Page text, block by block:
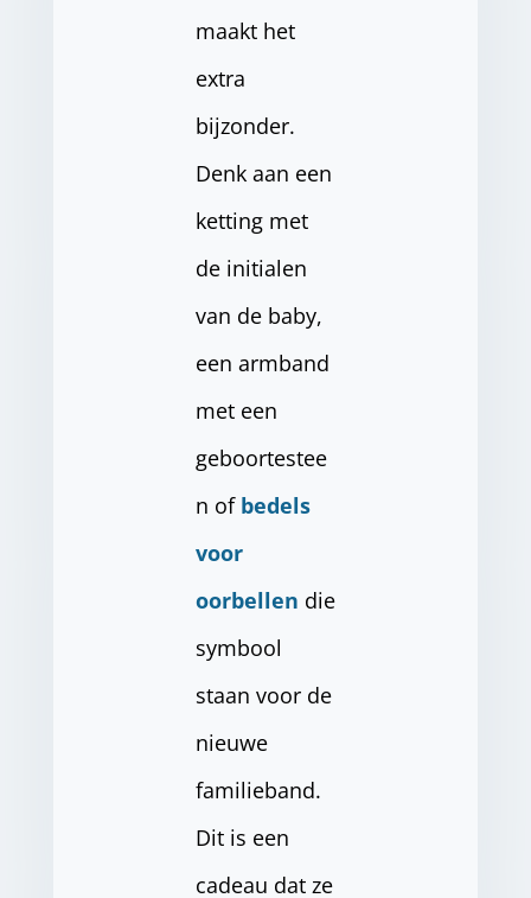
maakt het
extra
bijzonder.
Denk aan een
ketting met
de initialen
van de baby,
een armband
met een
geboortestee
n of bedels
voor
oorbellen die
symbool
staan voor de
nieuwe
familieband.
Dit is een
cadeau dat ze